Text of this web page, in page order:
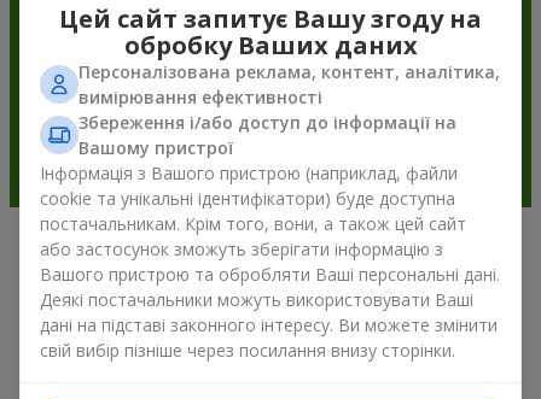
Подарункові корзини —
універсальний подарунок на будь-
яке свято
Цей сайт запитує Вашу згоду на
обробку Ваших даних
Персоналізована реклама, контент, аналітика,
вимірювання ефективності
Збереження і/або доступ до інформації на
Вашому пристрої
Інформація з Вашого пристрою (наприклад, файли
cookie та унікальні ідентифікатори) буде доступна
постачальникам. Крім того, вони, а також цей сайт
або застосунок зможуть зберігати інформацію з
Вашого пристрою та обробляти Ваші персональні дані.
Деякі постачальники можуть використовувати Ваші
дані на підставі законного інтересу. Ви можете змінити
свій вибір пізніше через посилання внизу сторінки.